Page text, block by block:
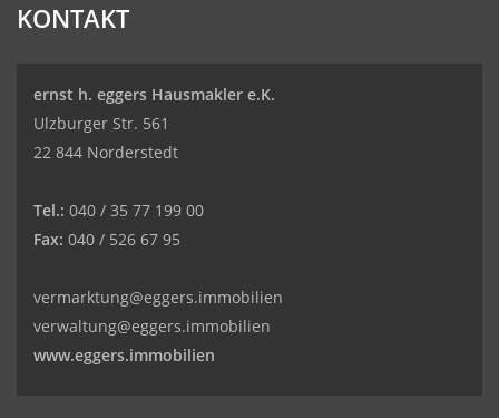
KONTAKT
ernst h. eggers Hausmakler e.K.
Ulzburger Str. 561
22 844 Norderstedt
Tel.: 040 / 35 77 199 00
Fax: 040 / 526 67 95
vermarktung@eggers.immobilien
verwaltung@eggers.immobilien
www.eggers.immobilien